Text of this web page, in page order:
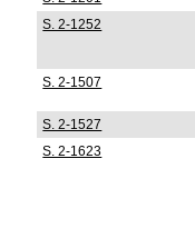
S. 2-1252
S. 2-1507
S. 2-1527
S. 2-1623